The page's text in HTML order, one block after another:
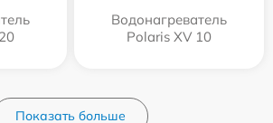
Водонагреватель
Polaris XV 10
Показать больше